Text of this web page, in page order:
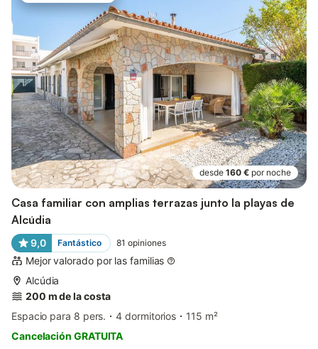
desde 160 € por noche
Casa familiar con amplias terrazas junto la playas de
Alcúdia
9,0 Fantástico 81 opiniones
Mejor valorado por las familias
Alcúdia
200 m de la costa
Espacio para 8 pers.
4 dormitorios
115 m²
Cancelación GRATUITA